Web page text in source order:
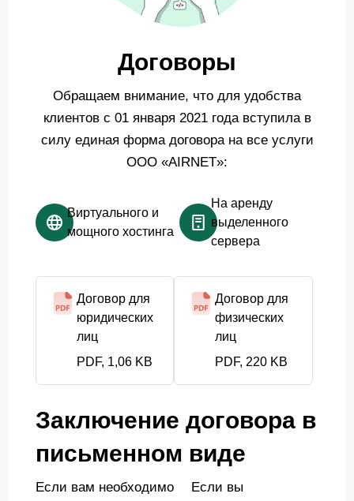
Договоры
Обращаем внимание, что для удобства
клиентов с 01 января 2021 года вступила в
силу единая форма договора на все услуги
ООО «AIRNET»:
Виртуального и
мощного хостинга
На аренду
выделенного
сервера
Договор для
юридических
лиц
PDF, 1,06 KB
Договор для
физических
лиц
PDF, 220 KB
Заключение договора в
письменном виде
Если вам необходимо
Если вы